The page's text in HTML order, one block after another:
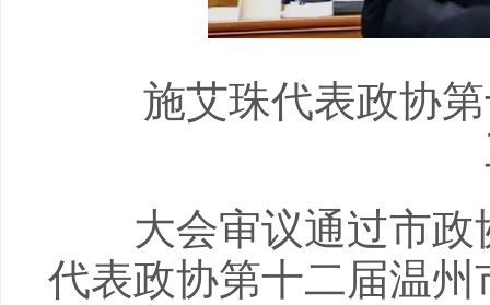
施艾珠代表政协第
大会审议通过市政
代表政协第十二届温